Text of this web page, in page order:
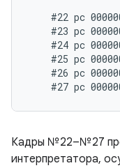
#22 pc
#23 pc
#24 pc
#25 pc
#26 pc
Кадры №22–№27
интерпретатора,